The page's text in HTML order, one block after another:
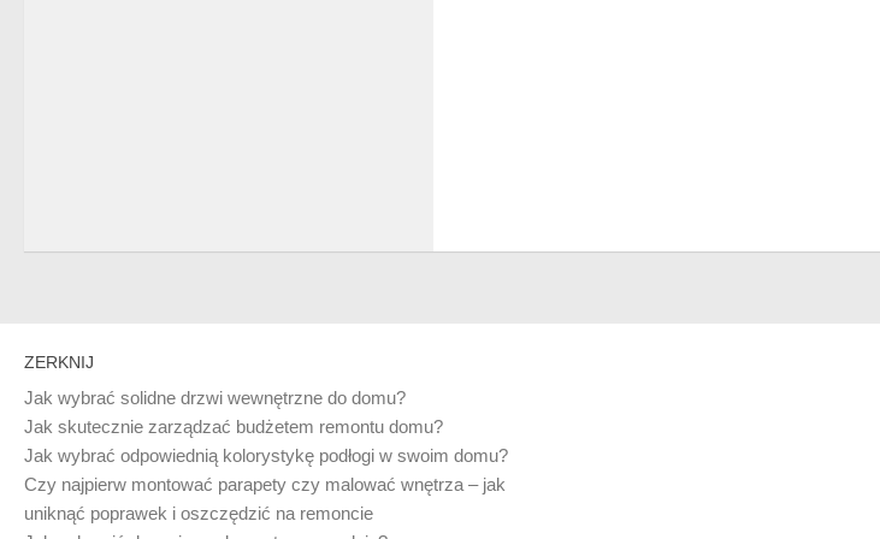
ZERKNIJ
Jak wybrać solidne drzwi wewnętrzne do domu?
Jak skutecznie zarządzać budżetem remontu domu?
Jak wybrać odpowiednią kolorystykę podłogi w swoim domu?
Czy najpierw montować parapety czy malować wnętrza – jak
uniknąć poprawek i oszczędzić na remoncie